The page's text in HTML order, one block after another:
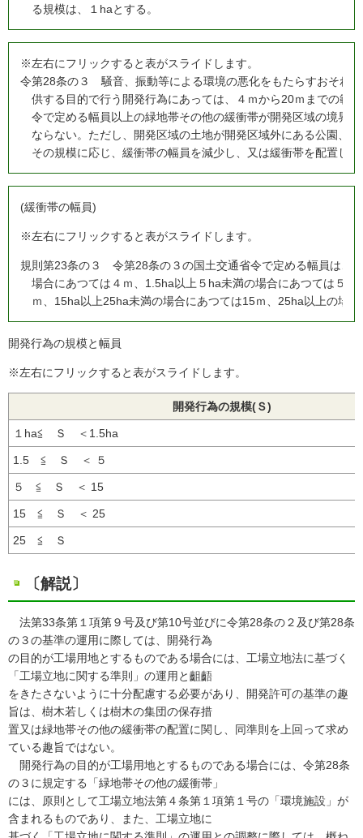
る規模は、１haとする。
※左右にフリックすると表がスライドします。
令第28条の３ 騒音、振動等による環境の悪化をもたらすおそれ
供する目的で行う開発行為にあっては、４ｍから20ｍまでの範
令で定める幅員以上の緑地帯その他の緩衝帯が開発区域の境界
ならない。ただし、開発区域の土地が開発区域外にある公園、
その規模に応じ、緩衝帯の幅員を減少し、又は緩衝帯を配置し
(緩衝帯の幅員)
※左右にフリックすると表がスライドします。
規則第23条の３ 令第28条の３の国土交通省令で定める幅員は、
場合にあつては４ｍ、1.5ha以上５ha未満の場合にあつては５
ｍ、15ha以上25ha未満の場合にあつては15ｍ、25ha以上の場
開発行為の規模と幅員
※左右にフリックすると表がスライドします。
開発行為の規模(Ｓ)
１ha≦ Ｓ ＜1.5ha
1.5 ≦ Ｓ ＜ ５
５ ≦ Ｓ ＜ 15
15 ≦ Ｓ ＜ 25
25 ≦ Ｓ
〔解説〕
法第33条第１項第９号及び第10号並びに令第28条の２及び第28条
の３の基準の運用に際しては、開発行為
の目的が工場用地とするものである場合には、工場立地法に基づく
「工場立地に関する準則」の運用と齟齬
をきたさないように十分配慮する必要があり、開発許可の基準の趣
旨は、樹木若しくは樹木の集団の保存措
置又は緑地帯その他の緩衝帯の配置に関し、同準則を上回って求め
ている趣旨ではない。
開発行為の目的が工場用地とするものである場合には、令第28条
の３に規定する「緑地帯その他の緩衝帯」
には、原則として工場立地法第４条第１項第１号の「環境施設」が
含まれるものであり、また、工場立地に